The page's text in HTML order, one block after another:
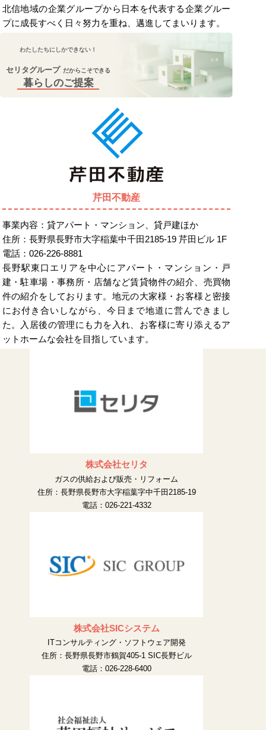
北信地域の企業グループから日本を代表する企業グルー
プに成長すべく日々努力を重ね、邁進してまいります。
わたしたちにしかできない！
セリタグループ だからこそできる
暮らしのご提案
芹田不動産
事業内容：貸アパート・マンション、貸戸建ほか
住所：長野県長野市大字稲葉中千田2185-19 芹田ビル 1F
電話：026-226-8881
長野駅東口エリアを中心にアパート・マンション・戸
建・駐車場・事務所・店舗など賃貸物件の紹介、売買物
件の紹介をしております。地元の大家様・お客様と密接
にお付き合いしながら、今日まで地道に営んできまし
た。入居後の管理にも力を入れ、お客様に寄り添えるア
ットホームな会社を目指しています。
株式会社セリタ
ガスの供給および販売・リフォーム
住所：長野県長野市大字稲葉字中千田2185-19
電話：026-221-4332
株式会社SICシステム
ITコンサルティング・ソフトウェア開発
住所：長野県長野市鶴賀405-1 SIC長野ビル
電話：026-228-6400